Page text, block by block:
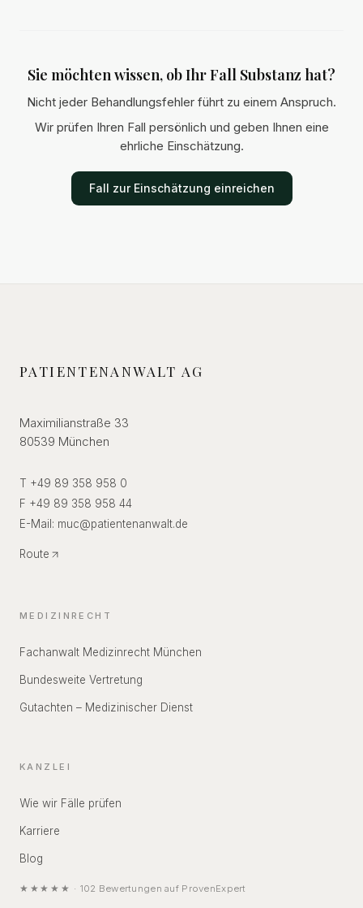
Sie möchten wissen, ob Ihr Fall Substanz hat?
Nicht jeder Behandlungsfehler führt zu einem Anspruch.
Wir prüfen Ihren Fall persönlich und geben Ihnen eine
ehrliche Einschätzung.
Fall zur Einschätzung einreichen
PATIENTENANWALT AG
Maximilianstraße 33
80539 München
T +49 89 358 958 0
F +49 89 358 958 44
E-Mail: muc@patientenanwalt.de
Route
MEDIZINRECHT
Fachanwalt Medizinrecht München
Bundesweite Vertretung
Gutachten – Medizinischer Dienst
KANZLEI
Wie wir Fälle prüfen
Karriere
Blog
★★★★★ · 102 Bewertungen auf ProvenExpert